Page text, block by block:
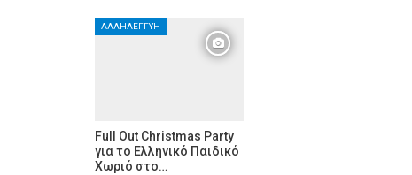
ΑΛΛΗΛΕΓΓΎΗ
Full Out Christmas Party
για το Ελληνικό Παιδικό
Χωριό στο…